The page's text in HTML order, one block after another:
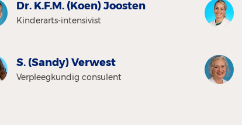
Dr. K.F.M. (Koen) Joosten
Kinderarts-intensivist
S. (Sandy) Verwest
Verpleegkundig consulent